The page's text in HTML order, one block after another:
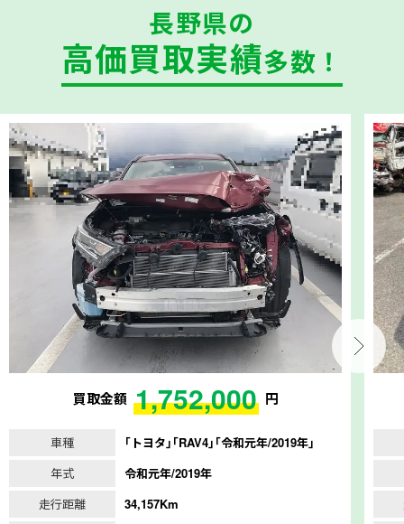
長野県の
高価買取実績多数！
買取金額 1,752,000 円
車種
｢トヨタ｣｢RAV4｣｢令和元年/2019年｣
年式
令和元年/2019年
走行距離
34,157Km